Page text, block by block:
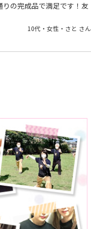
の完成品で満足です！友
10代・女性・さと さん